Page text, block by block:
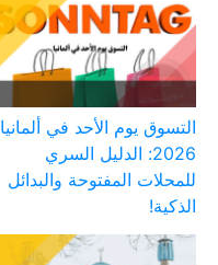
التسوق يوم الأحد في ألمانيا
2026: الدليل السري
للمحلات المفتوحة والبدائل
الذكية!